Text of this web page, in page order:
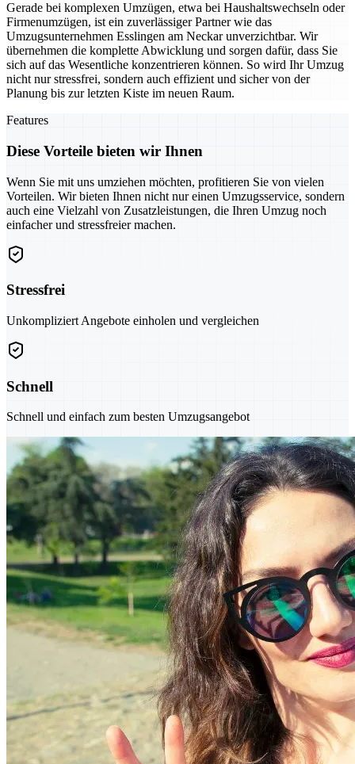
Gerade bei komplexen Umzügen, etwa bei Haushaltswechseln oder
Firmenumzügen, ist ein zuverlässiger Partner wie das
Umzugsunternehmen Esslingen am Neckar unverzichtbar. Wir
übernehmen die komplette Abwicklung und sorgen dafür, dass Sie
sich auf das Wesentliche konzentrieren können. So wird Ihr Umzug
nicht nur stressfrei, sondern auch effizient und sicher von der
Planung bis zur letzten Kiste im neuen Raum.
Features
Diese Vorteile bieten wir Ihnen
Wenn Sie mit uns umziehen möchten, profitieren Sie von vielen
Vorteilen. Wir bieten Ihnen nicht nur einen Umzugsservice, sondern
auch eine Vielzahl von Zusatzleistungen, die Ihren Umzug noch
einfacher und stressfreier machen.
Stressfrei
Unkompliziert Angebote einholen und vergleichen
Schnell
Schnell und einfach zum besten Umzugsangebot